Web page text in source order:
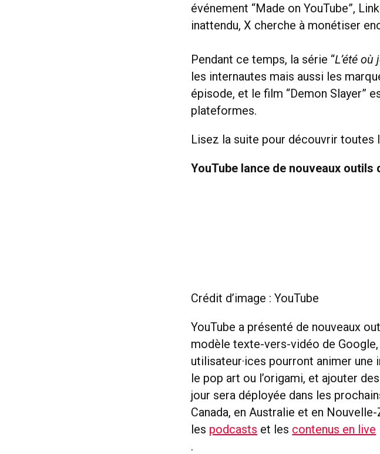
événement “Made on YouTube”,
inattendu, X cherche à monétiser
Pendant ce temps, la série “L’été
les internautes mais aussi les
épisode, et le film “Demon Slayer”
plateformes.
Lisez la suite pour découvrir toutes
YouTube lance de nouveaux outils
Crédit d’image : YouTube
YouTube a présenté de nouveaux
modèle texte-vers-vidéo de
utilisateur·ices pourront animer
le pop art ou l’origami, et ajouter
jour sera déployée dans les
Canada, en Australie et en
les podcasts et les contenus en live
.